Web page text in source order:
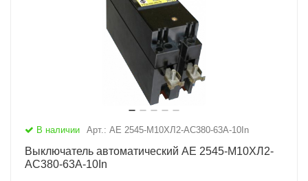
В наличии Арт.: АЕ 2545-М10ХЛ2-AC380-63А-10In
Выключатель автоматический АЕ 2545-М10ХЛ2-
AC380-63А-10In